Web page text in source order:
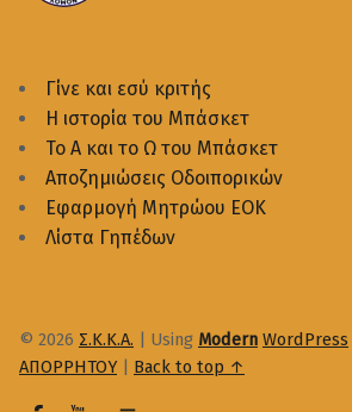
Γίνε και εσύ κριτής
Η ιστορία του Μπάσκετ
Το Α και το Ω του Μπάσκετ
Αποζημιώσεις Οδοιπορικών
Εφαρμογή Μητρώου ΕΟΚ
Λίστα Γηπέδων
© 2026 Σ.Κ.Κ.Α. | Using Modern WordPress
ΑΠΟΡΡΗΤΟΥ | Back to top ↑